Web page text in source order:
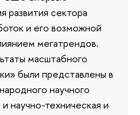
развития сектора
и его возможной
мегатрендов.
масштабного
были представлены в
научного
научно-техническая и